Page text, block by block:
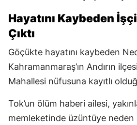
Hayatını Kaybeden İşçi
Çıktı
Göçükte hayatını kaybeden
Kahramanmaraş’ın Andırın
Mahallesi nüfusuna kayıtlı
Tok’un ölüm haberi ailesi,
memleketinde üzüntüye neden